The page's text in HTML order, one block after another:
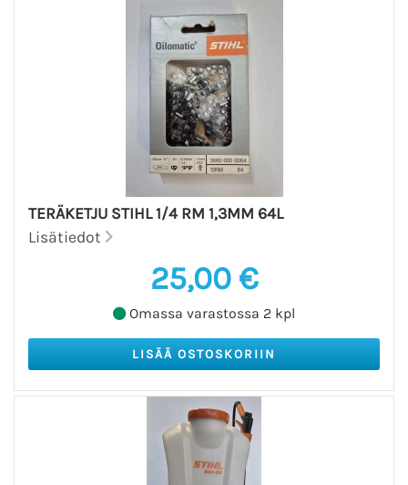
TERÄKETJU STIHL 1/4 RM 1,3MM 64L
Lisätiedot
25,00 €
Omassa varastossa 2 kpl